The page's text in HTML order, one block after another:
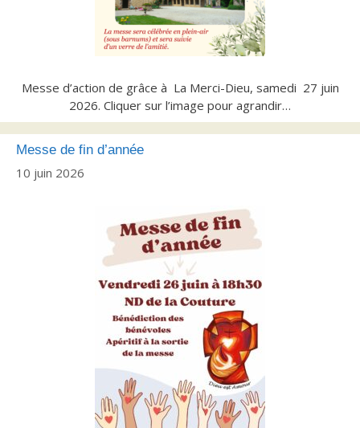
Messe d’action de grâce à La Merci-Dieu, samedi 27 juin
2026. Cliquer sur l’image pour agrandir…
Messe de fin d’année
10 juin 2026